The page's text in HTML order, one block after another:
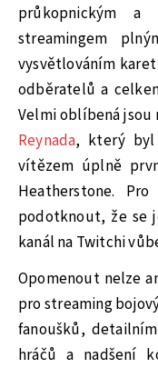
průkopnickým a
streamingem
vysvětlováním
odběratelů a
Velmi oblíbená jsou
Reynada, který byl
vítězem úplně
Heatherstone.
podotknout, že se
kanál na Twitchi
Opomenout nelze
pro streaming
fanoušků,
hráčů a nadšení